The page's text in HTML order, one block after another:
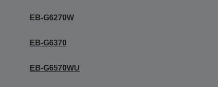
EB-G6270W
EB-G6370
EB-G6570WU